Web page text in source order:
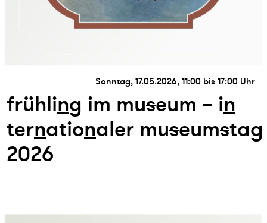
Sonntag, 17.05.2026, 11:00 bis 17:00 Uhr
frühling im museum – in
ternationaler museumstag
2026